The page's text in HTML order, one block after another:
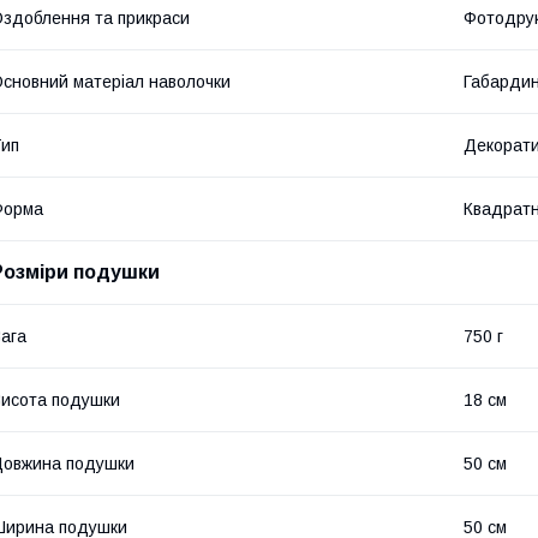
та прикраси
матеріал наволочки Габардин
подушки
750 г
подушки 18 см
подушки 50 см
подушки 50 см